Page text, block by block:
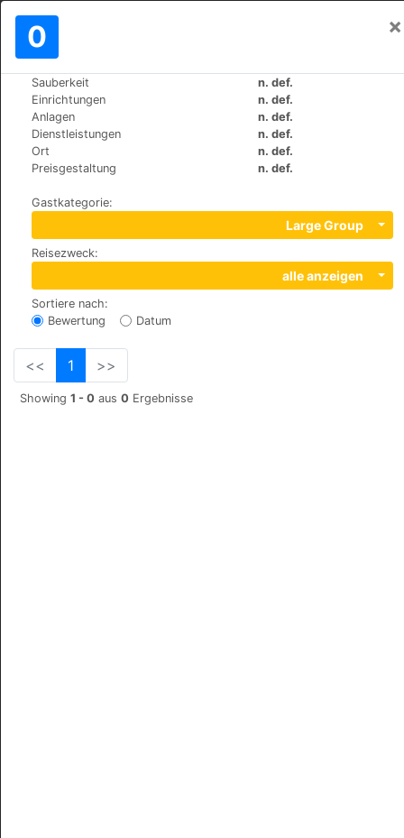
0 ×
Sauberkeit
n. def.
Einrichtungen
n. def.
Anlagen
n. def.
Dienstleistungen
n. def.
Ort
n. def.
Preisgestaltung
n. def.
Gastkategorie:
Large Group
Reisezweck:
alle anzeigen
Sortiere nach:
Bewertung
Datum
<< 1 >>
Showing 1 - 0 aus 0 Ergebnisse
Weltweit>Turkey
Kleopatra Suit
+90 (0)2425135219
Saray Mah. 912 Sok. No : 6 Alanya, 07400